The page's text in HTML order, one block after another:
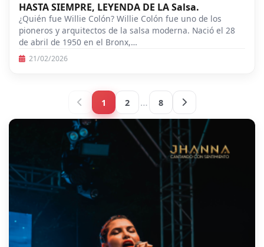
HASTA SIEMPRE, LEYENDA DE LA Salsa.
¿Quién fue Willie Colón? Willie Colón fue uno de los
pioneros y arquitectos de la salsa moderna. Nació el 28
de abril de 1950 en el Bronx,…
21/02/2026
1 2 … 8